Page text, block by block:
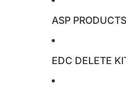
ASP PRODUCTS
EDC DELETE